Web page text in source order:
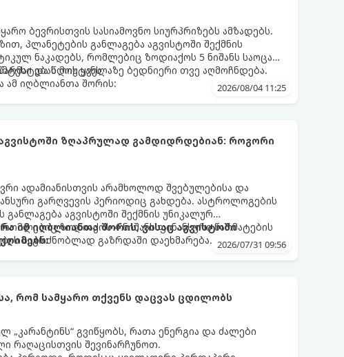
ბევრისთვის სასიამოვნო სიურპრიზებს ამზადებს.
პლანეტების განლაგება აგვისტოში შექმნის
ნაკადებს, რომლებიც ზოდიაქოს 5 ნიშანს საოცარ
მოუტანს.
და წლის ყველაზე ბედნიერი თვე აღმოჩნდება.
ამ იღბლიანთა შორის:
2026/08/04 11:25
ზღაპრულად გამდიდრდებიან: როგორი
ადამიანისთვის არამხოლოდ შვებულებისა და
გარღვევის პერიოდიც გახდება. ასტროლოგების
აგვისტოში შექმნის უნიკალურ
ზოდიაქოს 4 ნიშანს ფინანსური წარმატების
საგრძნობლად გაზრდაში დაეხმარება.
იმ იღბლიანთა შორის, ვისაც აგვისტოში
2026/07/31 09:56
რომ სამყარო თქვენს დაცვას ცდილობს
გვიწყობს, რათა ენერგია და ძალები
რაღაცისთვის შევინარჩუნოთ.